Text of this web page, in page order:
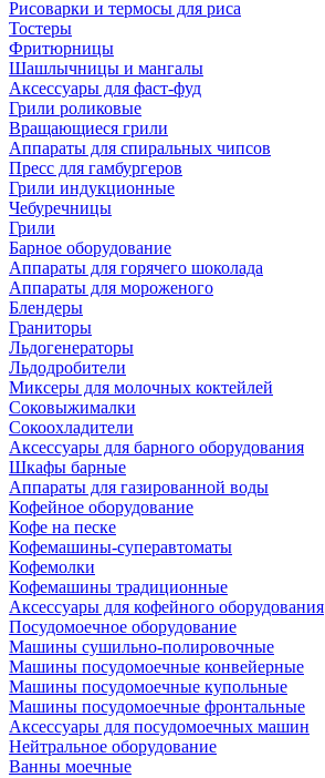
Рисоварки и термосы для риса
Тостеры
Фритюрницы
Шашлычницы и мангалы
Аксессуары для фаст-фуд
Грили роликовые
Вращающиеся грили
Аппараты для спиральных чипсов
Пресс для гамбургеров
Грили индукционные
Чебуречницы
Грили
Барное оборудование
Аппараты для горячего шоколада
Аппараты для мороженого
Блендеры
Граниторы
Льдогенераторы
Льдодробители
Миксеры для молочных коктейлей
Соковыжималки
Сокоохладители
Аксессуары для барного оборудования
Шкафы барные
Аппараты для газированной воды
Кофейное оборудование
Кофе на песке
Кофемашины-суперавтоматы
Кофемолки
Кофемашины традиционные
Аксессуары для кофейного оборудования
Посудомоечное оборудование
Машины сушильно-полировочные
Машины посудомоечные конвейерные
Машины посудомоечные купольные
Машины посудомоечные фронтальные
Аксессуары для посудомоечных машин
Нейтральное оборудование
Ванны моечные